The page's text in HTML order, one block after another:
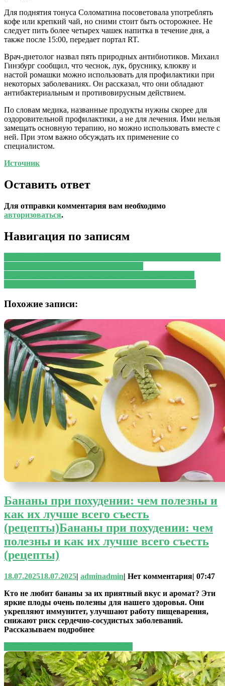
Для поднятия тонуса Соломатина посоветовала употреблять
кофе или крепкий чай, но сними стоит быть осторожнее. Не
следует пить более четырех чашек напитка в течение дня, а
также после 15:00, передает портал RT.
Врач-диетолог назвал пять природных антибиотиков. Михаил
Гинзбург сообщил, что чеснок, лук, бруснику, клюкву и
настой ромашки можно использовать для профилактики при
некоторых заболеваниях. Он рассказал, что они обладают
антибактериальным и противовирусным действием.
По словам медика, названные продукты нужны скорее для
оздоровительной профилактики, а не для лечения. Ими нельзя
замещать основную терапию, но можно использовать вместе с
ней. При этом важно обсуждать их применение со
специалистом.
Источник
Оставить ответ
Для отправки комментария вам необходимо
авторизоваться.
Навигация по записям
Похожие записи:
Бананы при похудении: чем полезны и
как их лучше всего съесть
(рецепты)Бананы при похудении: чем
полезны и как их лучше всего съесть
(рецепты)
18.07.202518.07.2025| adminadmin| Нет комментария| 07:47
Кто не любит бананы за их приятный вкус и аромат? Эти
яркие плоды очень полезны для нашего здоровья. Они
укрепляют иммунитет, улучшают работу пищеварения,
снижают риск сердечно-сосудистых заболеваний.
Рассказываем подробнее